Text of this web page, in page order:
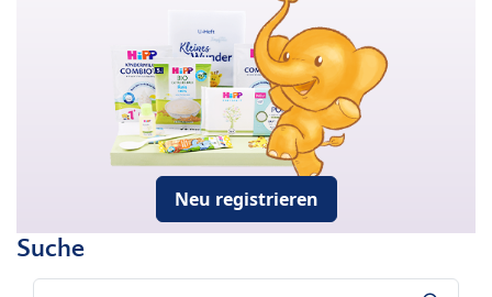
Neu registrieren
Suche